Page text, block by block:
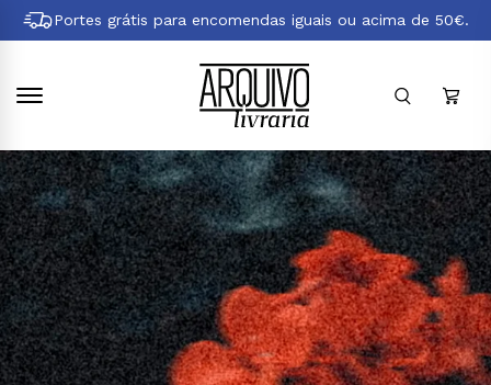
Pular
para
principal
Portes grátis para encomendas iguais ou acima de 50€.